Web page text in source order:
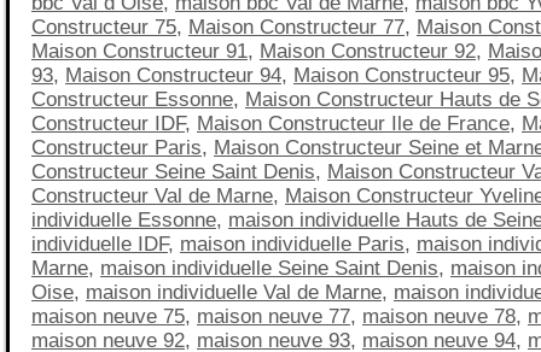
Constructeur 75, Maison Constructeur 77, Maison
Maison Constructeur 91, Maison Constructeur 92,
93, Maison Constructeur 94, Maison Constructeur 95,
Constructeur Essonne, Maison Constructeur Hauts de
Constructeur IDF, Maison Constructeur Ile de France,
Constructeur Paris, Maison Constructeur Seine et
Constructeur Seine Saint Denis, Maison Constructeur
Constructeur Val de Marne, Maison Constructeur
individuelle Essonne, maison individuelle Hauts de
individuelle IDF, maison individuelle Paris, maison
Marne, maison individuelle Seine Saint Denis, maison
Oise, maison individuelle Val de Marne, maison
maison neuve 75, maison neuve 77, maison neuve 78,
maison neuve 92, maison neuve 93, maison neuve 94,